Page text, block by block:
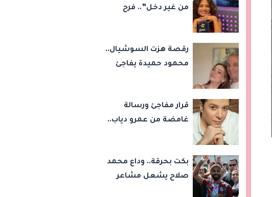
من غير دخل”.. فرح
اختفائها
رقصة هزت السوشيال..
محمود حميدة يفاجئ
«حرب الفراولة»
قرار مفاجئ ورسالة
غامضة من عمرو دياب..
الموسيقيين
بكت بحرقة.. وداع محمد
صلاح يشعل مشاعر